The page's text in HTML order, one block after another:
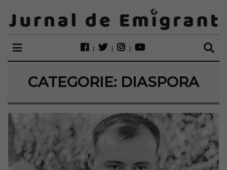
CATEGORIE: DIASPORA